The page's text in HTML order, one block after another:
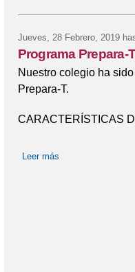
Jueves, 28 Febrero, 2019
Programa Prepara-
Nuestro colegio ha
Prepara-T.
CARACTERÍSTICAS
Leer más